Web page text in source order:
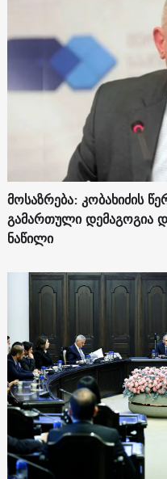
მოსაზრება: კობახიძის
გამართული დემაგოგია
ნაწილი